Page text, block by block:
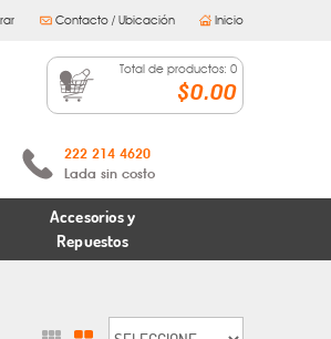
Contacto / Ubicación Inicio
Total de productos: 0
$0.00
222 214 4620
Lada sin costo
Accesorios y
Repuestos